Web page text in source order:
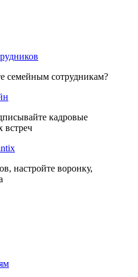
семейным сотрудникам?
кадровые
встреч
настройте воронку,